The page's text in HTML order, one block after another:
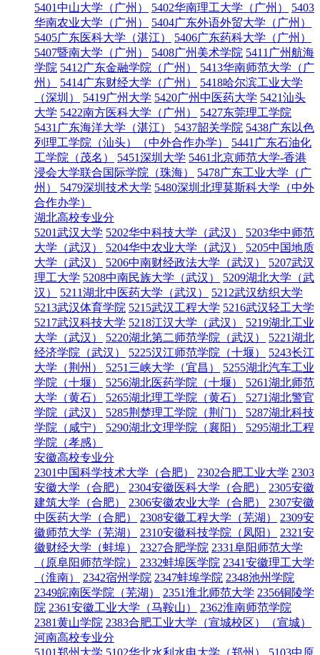
5401中山大学（广州）
5402华南理工大学（广州）
5403
华南农业大学（广州）
5404广东外语外贸大学（广州）
5405广东医科大学（湛江）
5406广东药科大学（广州）
5407暨南大学（广州）
5408广州美术学院 5411广州航海
学院 5412广东金融学院（广州）
5413华南师范大学（广
州）
5414广东财经大学（广州）
5418哈尔滨工业大学
（深圳）
5419广州大学 5420广州中医药大学 5421汕头
大学 5422南方医科大学（广州）
5427东莞理工学院
5431广东海洋大学（湛江）
5437韶关学院 5438广东以色
列理工学院（汕头）（中外合作办学）
5441广东石油化
工学院（茂名）
5451深圳大学 5461北京师范大学-香港
浸会大学联合国际学院（珠海）
5478广东工业大学（广
州）
5479深圳技术大学 5480深圳北理莫斯科大学（中外
合作办学）
湖北高校专业分
5201武汉大学 5202华中科技大学（武汉）
5203华中师范
大学（武汉）
5204华中农业大学（武汉）
5205中国地质
大学（武汉）
5206中南财经政法大学（武汉）
5207武汉
理工大学 5208中南民族大学（武汉）
5209湖北大学（武
汉）
5211湖北中医药大学（武汉）
5212武汉纺织大学
5213武汉体育学院 5215武汉工程大学 5216武汉轻工大学
5217武汉科技大学 5218江汉大学（武汉）
5219湖北工业
大学（武汉）
5220湖北第二师范学院（武汉）
5221湖北
经济学院（武汉）
5225汉江师范学院（十堰）
5243长江
大学（荆州）
5251三峡大学（宜昌）
5255湖北汽车工业
学院（十堰）
5256湖北医药学院（十堰）
5261湖北师范
大学（黄石）
5265湖北理工学院（黄石）
5271湖北警官
学院（武汉）
5285荆楚理工学院（荆门）
5287湖北科技
学院（咸宁）
5290湖北文理学院（襄阳）
5295湖北工程
学院（孝感）
安徽高校专业分
2301中国科学技术大学（合肥）
2302合肥工业大学 2303
安徽大学（合肥）
2304安徽医科大学（合肥）
2305安徽
建筑大学（合肥）
2306安徽农业大学（合肥）
2307安徽
中医药大学（合肥）
2308安徽工程大学（芜湖）
2309安
徽师范大学（芜湖）
2310安徽科技学院（凤阳）
2321安
徽财经大学（蚌埠）
2327合肥学院 2331阜阳师范大学
（原阜阳师范学院）
2332蚌埠医学院 2341安徽理工大学
（淮南）
2342宿州学院 2347蚌埠学院 2348池州学院
2349皖南医学院（芜湖）
2351淮北师范大学 2356铜陵学
院 2361安徽工业大学（马鞍山）
2362淮南师范学院
2381黄山学院 2383合肥工业大学（宣城校区）（宣城）
河南高校专业分
5101郑州大学 5102华北水利水电大学（郑州） 5103中原